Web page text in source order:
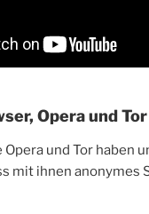
Opera und Tor
Opera und Tor haben
mit ihnen anonymes